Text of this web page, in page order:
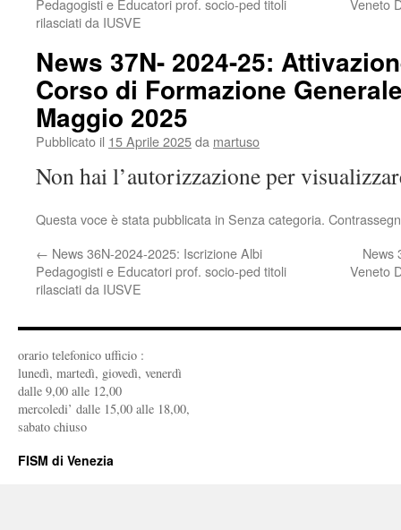
Pedagogisti e Educatori prof. socio-ped titoli
rilasciati da IUSVE
Veneto
News 37N- 2024-25:
Corso di Formazione
Maggio 2025
Pubblicato il 15 Aprile 2025da martuso
Non hai l’autorizzazione per
Questa voce è stata pubblicata in Senza categoria.
← News 36N-2024-2025: Iscrizione Albi
Pedagogisti e Educatori prof. socio-ped titoli
rilasciati da IUSVE
News
Veneto
orario telefonico ufficio :
lunedì, martedì, giovedì, venerdì
dalle 9,00 alle 12,00
mercoledi’ dalle 15,00 alle 18,00,
sabato chiuso
FISM di Venezia